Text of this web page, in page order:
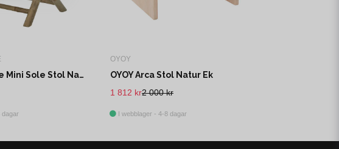
Bloomingville Mini Sole Stol Natur Bambu L43 cm
OYOY
OYOY Arca Stol Natur Ek
2 000 kr
1 812 kr
I webblager - 4-8 dagar